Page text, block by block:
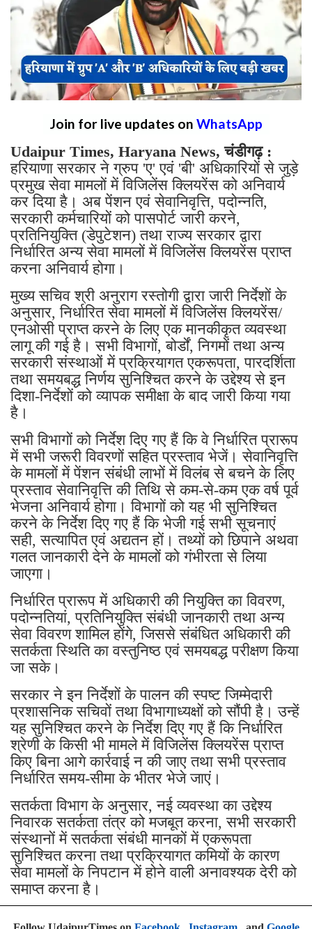
Join for live updates on WhatsApp
Udaipur Times, Haryana News, चंडीगढ़ :
हरियाणा सरकार ने ग्रुप 'ए' एवं 'बी' अधिकारियों से जुड़े
प्रमुख सेवा मामलों में विजिलेंस क्लियरेंस को अनिवार्य
कर दिया है। अब पेंशन एवं सेवानिवृत्ति, पदोन्नति,
सरकारी कर्मचारियों को पासपोर्ट जारी करने,
प्रतिनियुक्ति (डेपुटेशन) तथा राज्य सरकार द्वारा
निर्धारित अन्य सेवा मामलों में विजिलेंस क्लियरेंस प्राप्त
करना अनिवार्य होगा।
मुख्य सचिव श्री अनुराग रस्तोगी द्वारा जारी निर्देशों के
अनुसार, निर्धारित सेवा मामलों में विजिलेंस क्लियरेंस/
एनओसी प्राप्त करने के लिए एक मानकीकृत व्यवस्था
लागू की गई है। सभी विभागों, बोर्डों, निगमों तथा अन्य
सरकारी संस्थाओं में प्रक्रियागत एकरूपता, पारदर्शिता
तथा समयबद्ध निर्णय सुनिश्चित करने के उद्देश्य से इन
दिशा-निर्देशों को व्यापक समीक्षा के बाद जारी किया गया
है।
सभी विभागों को निर्देश दिए गए हैं कि वे निर्धारित प्रारूप
में सभी जरूरी विवरणों सहित प्रस्ताव भेजें। सेवानिवृत्ति
के मामलों में पेंशन संबंधी लाभों में विलंब से बचने के लिए
प्रस्ताव सेवानिवृत्ति की तिथि से कम-से-कम एक वर्ष पूर्व
भेजना अनिवार्य होगा। विभागों को यह भी सुनिश्चित
करने के निर्देश दिए गए हैं कि भेजी गई सभी सूचनाएं
सही, सत्यापित एवं अद्यतन हों। तथ्यों को छिपाने अथवा
गलत जानकारी देने के मामलों को गंभीरता से लिया
जाएगा।
निर्धारित प्रारूप में अधिकारी की नियुक्ति का विवरण,
पदोन्नतियां, प्रतिनियुक्ति संबंधी जानकारी तथा अन्य
सेवा विवरण शामिल होंगे, जिससे संबंधित अधिकारी की
सतर्कता स्थिति का वस्तुनिष्ठ एवं समयबद्ध परीक्षण किया
जा सके।
सरकार ने इन निर्देशों के पालन की स्पष्ट जिम्मेदारी
प्रशासनिक सचिवों तथा विभागाध्यक्षों को सौंपी है। उन्हें
यह सुनिश्चित करने के निर्देश दिए गए हैं कि निर्धारित
श्रेणी के किसी भी मामले में विजिलेंस क्लियरेंस प्राप्त
किए बिना आगे कार्रवाई न की जाए तथा सभी प्रस्ताव
निर्धारित समय-सीमा के भीतर भेजे जाएं।
सतर्कता विभाग के अनुसार, नई व्यवस्था का उद्देश्य
निवारक सतर्कता तंत्र को मजबूत करना, सभी सरकारी
संस्थानों में सतर्कता संबंधी मानकों में एकरूपता
सुनिश्चित करना तथा प्रक्रियागत कमियों के कारण
सेवा मामलों के निपटान में होने वाली अनावश्यक देरी को
समाप्त करना है।